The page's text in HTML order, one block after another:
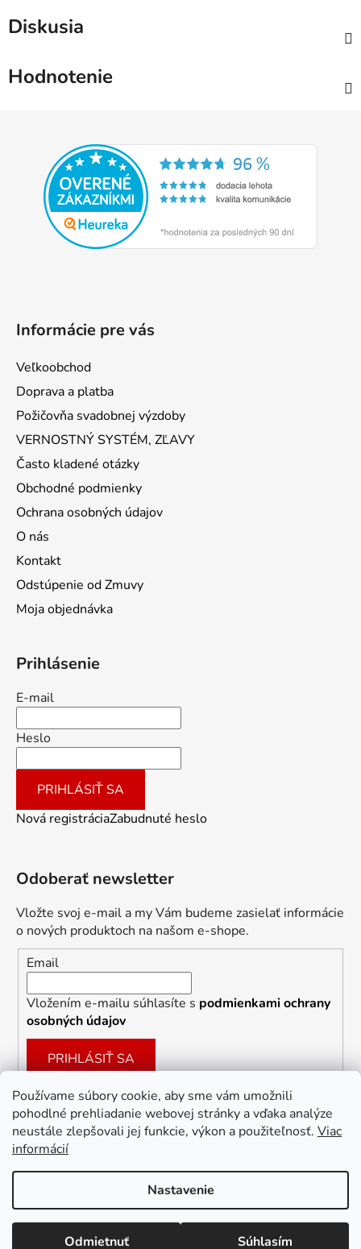
Používame súbory cookie, aby sme vám umožnili
pohodlné prehliadanie webovej stránky a vďaka analýze
neustále zlepšovali jej funkcie, výkon a použiteľnosť. Viac
informácií
Nastavenie
Odmietnuť Súhlasím
Diskusia
Hodnotenie
Informácie pre vás
Veľkoobchod
Doprava a platba
Požičovňa svadobnej výzdoby
VERNOSTNÝ SYSTÉM, ZĽAVY
Často kladené otázky
Obchodné podmienky
Ochrana osobných údajov
O nás
Kontakt
Odstúpenie od Zmuvy
Moja objednávka
Prihlásenie
E-mail
Heslo
PRIHLÁSIŤ SA
Nová registráciaZabudnuté heslo
Odoberať newsletter
Vložte svoj e-mail a my Vám budeme zasielať informácie
o nových produktoch na našom e-shope.
Email
Vložením e-mailu súhlasíte s podmienkami ochrany
osobných údajov
PRIHLÁSIŤ SA
Facebook
Vytvoril Shoptet